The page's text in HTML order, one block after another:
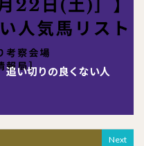
追い切りの良くない人
Next